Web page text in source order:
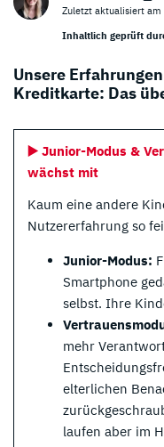
Zuletzt aktualisiert
Inhaltlich geprüft
Unsere
Kreditkarte: Das
▶️ Junior-Modus &
wächst mit
Kaum eine andere
Nutzererfahrung so
Junior-Modus:
Smartphone
selbst. Ihre
mehr
elterlichen
laufen aber im